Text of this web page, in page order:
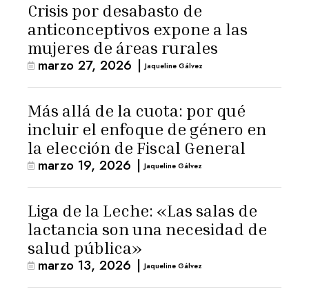
Crisis por desabasto de
anticonceptivos expone a las
mujeres de áreas rurales
marzo 27, 2026 | Jaqueline Gálvez
Más allá de la cuota: por qué
incluir el enfoque de género en
la elección de Fiscal General
marzo 19, 2026 | Jaqueline Gálvez
Liga de la Leche: «Las salas de
lactancia son una necesidad de
salud pública»
marzo 13, 2026 | Jaqueline Gálvez